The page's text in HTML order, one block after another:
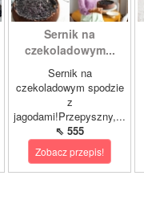
Sernik na
czekoladowym...
Sernik na
czekoladowym spodzie
z
jagodami!Przepyszny,...
⇖ 555
Zobacz przepis!